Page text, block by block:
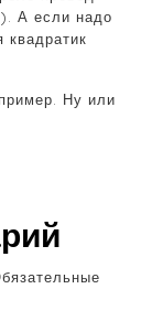
А если надо
квадратик
Ну или